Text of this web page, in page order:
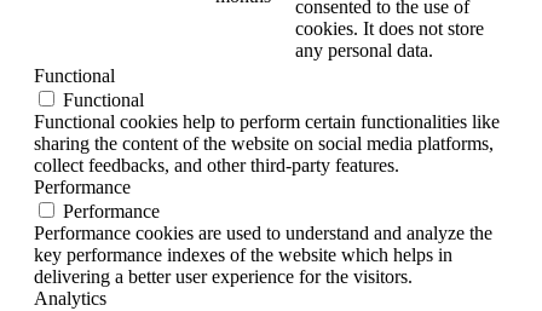
consented to the use of
cookies. It does not store
any personal data.
Functional
Functional
Functional cookies help to perform certain functionalities like
sharing the content of the website on social media platforms,
collect feedbacks, and other third-party features.
Performance
Performance
Performance cookies are used to understand and analyze the
key performance indexes of the website which helps in
delivering a better user experience for the visitors.
Analytics